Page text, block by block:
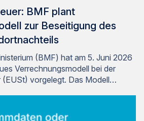
BMF plant
zur Beseitigung des
(BMF) hat am 5. Juni 2026
Verrechnungsmodell bei der
(EUSt) vorgelegt. Das Modell…